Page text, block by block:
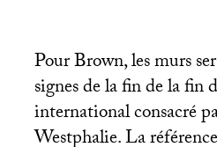
Pour Brown, les murs
signes de la fin de la fin
international consacré
Westphalie. La